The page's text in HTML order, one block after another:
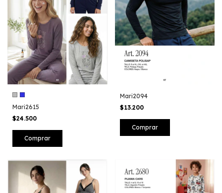
Mari2615
$24.500
Comprar
Mari2094
$13.200
Comprar